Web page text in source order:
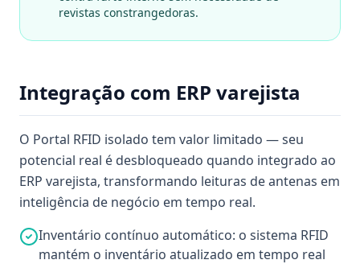
revistas constrangedoras.
Integração com ERP varejista
O Portal RFID isolado tem valor limitado — seu
potencial real é desbloqueado quando integrado ao
ERP varejista, transformando leituras de antenas em
inteligência de negócio em tempo real.
Inventário contínuo automático: o sistema RFID
mantém o inventário atualizado em tempo real